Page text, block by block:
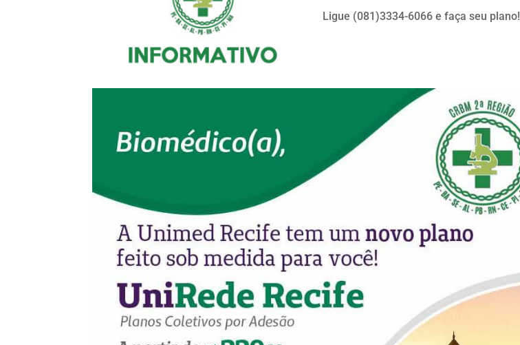
Ligue (081)3334-6066 e faça seu plano!